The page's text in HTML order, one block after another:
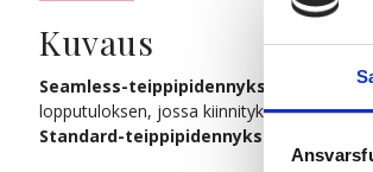
Kuvaus
Seamless-teippipidennykset:
lopputuloksen, jossa kiinnitykset
Standard-teippipidennykset: